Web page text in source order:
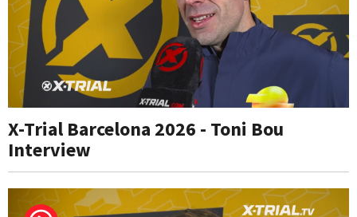
X-Trial Barcelona 2026 - Toni Bou
Interview